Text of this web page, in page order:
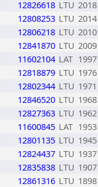
12826618 LTU 2018
12808253 LTU 2014
12806218 LTU 2010
12841870 LTU 2009
11602104 LAT 1997
12818879 LTU 1976
12802344 LTU 1971
12846520 LTU 1968
12827363 LTU 1962
11600845 LAT 1953
12801135 LTU 1945
12824437 LTU 1937
12835838 LTU 1907
12861316 LTU 1898